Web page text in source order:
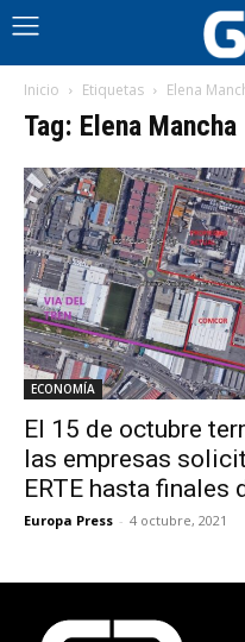
Inicio Etiquetas Elena
Tag: Elena Mancha
ECONOMÍA
El 15 de octubre
las empresas
ERTE hasta finales
Europa Press - 4 octubre, 2021